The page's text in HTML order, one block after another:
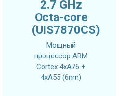
2.7 GHz
Octa-core
(UIS7870CS)
Мощный
процессор ARM
Cortex 4xA76 +
4xA55 (6nm)